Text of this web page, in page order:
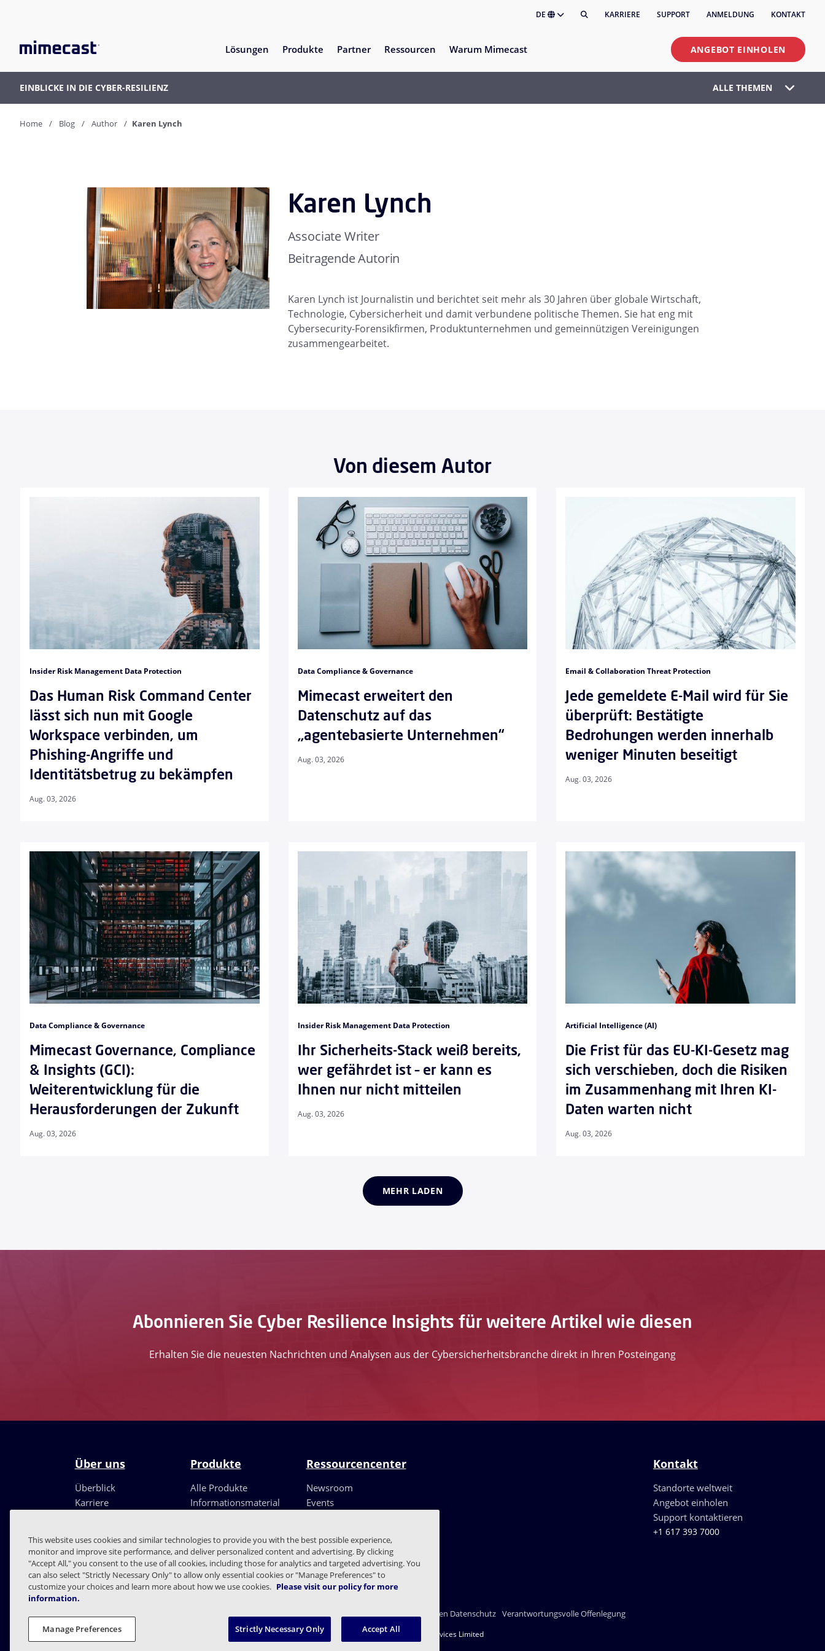
DE KARRIERE SUPPORT ANMELDUNG KONTAKT
Lösungen Produkte Partner Ressourcen Warum Mimecast ANGEBOT EINHOLEN
EINBLICKE IN DIE CYBER-RESILIENZ ALLE THEMEN
Home Blog Author Karen Lynch
Karen Lynch
Associate Writer
Beitragende Autorin
Karen Lynch ist Journalistin und berichtet seit mehr als 30 Jahren über globale Wirtschaft,
Technologie, Cybersicherheit und damit verbundene politische Themen. Sie hat eng mit
Cybersecurity-Forensikfirmen, Produktunternehmen und gemeinnützigen Vereinigungen
zusammengearbeitet.
Von diesem Autor
Insider Risk Management Data Protection
Aug. 03, 2026
Das Human Risk Command Center
lässt sich nun mit Google
Workspace verbinden, um
Phishing-Angriffe und
Identitätsbetrug zu bekämpfen
Data Compliance & Governance
Aug. 03, 2026
Mimecast erweitert den
Datenschutz auf das
„agentebasierte Unternehmen“
Email & Collaboration Threat Protection
Aug. 03, 2026
Jede gemeldete E-Mail wird für Sie
überprüft: Bestätigte
Bedrohungen werden innerhalb
weniger Minuten beseitigt
Data Compliance & Governance
Aug. 03, 2026
Mimecast Governance, Compliance
& Insights (GCI):
Weiterentwicklung für die
Herausforderungen der Zukunft
Insider Risk Management Data Protection
Aug. 03, 2026
Ihr Sicherheits-Stack weiß bereits,
wer gefährdet ist – er kann es
Ihnen nur nicht mitteilen
Artificial Intelligence (AI)
Aug. 03, 2026
Die Frist für das EU-KI-Gesetz mag
sich verschieben, doch die Risiken
im Zusammenhang mit Ihren KI-
Daten warten nicht
MEHR LADEN
Abonnieren Sie Cyber Resilience Insights für weitere Artikel wie diesen
Erhalten Sie die neuesten Nachrichten und Analysen aus der Cybersicherheitsbranche direkt in Ihren Posteingang
Über uns
Überblick
Karriere
Produkte
Alle Produkte
Informationsmaterial
Ressourcencenter
Newsroom
Events
Blog
Vertrauenszentrum
Kontakt
Standorte weltweit
Angebot einholen
Support kontaktieren
+1 617 393 7000
Einstellungen für den Datenschutz Verantwortungsvolle Offenlegung
© 2003 - 2026 Mimecast Services Limited
This website uses cookies and similar technologies to provide you with the best possible experience,
monitor and improve site performance, and deliver personalized content and advertising. By clicking
"Accept All," you consent to the use of all cookies, including those for analytics and targeted advertising. You
can also select "Strictly Necessary Only" to allow only essential cookies or "Manage Preferences" to
customize your choices and learn more about how we use cookies. Please visit our policy for more
information.
Manage Preferences Strictly Necessary Only Accept All